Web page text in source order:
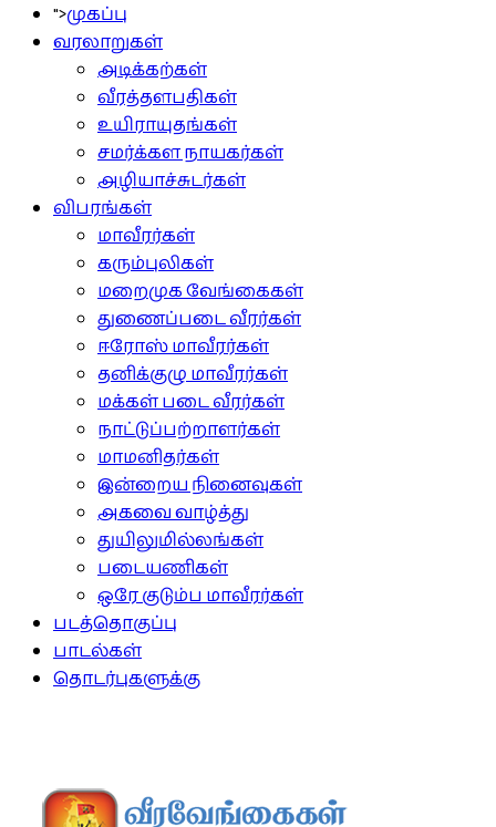
">முகப்பு
வரலாறுகள்
அடிக்கற்கள்
வீரத்தளபதிகள்
உயிராயுதங்கள்
சமர்க்கள நாயகர்கள்
அழியாச்சுடர்கள்
விபரங்கள்
மாவீரர்கள்
கரும்புலிகள்
மறைமுக வேங்கைகள்
துணைப்படை வீரர்கள்
ஈரோஸ் மாவீரர்கள்
தனிக்குழு மாவீரர்கள்
மக்கள் படை வீரர்கள்
நாட்டுப்பற்றாளர்கள்
மாமனிதர்கள்
இன்றைய நினைவுகள்
அகவை வாழ்த்து
துயிலுமில்லங்கள்
படையணிகள்
ஒரே குடும்ப மாவீரர்கள்
படத்தொகுப்பு
பாடல்கள்
தொடர்புகளுக்கு